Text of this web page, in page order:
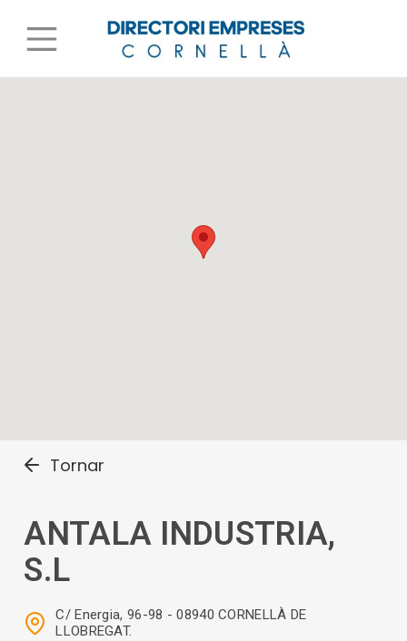
Tornar
ANTALA INDUSTRIA,
S.L
C/ Energia, 96-98 - 08940 CORNELLÀ DE
LLOBREGAT.